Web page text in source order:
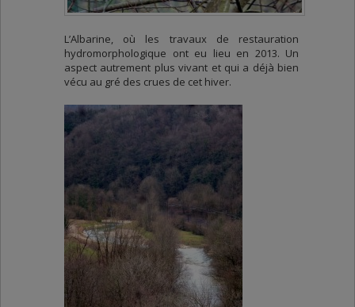
L’Albarine, où les travaux de restauration
hydromorphologique ont eu lieu en 2013. Un
aspect autrement plus vivant et qui a déjà bien
vécu au gré des crues de cet hiver.